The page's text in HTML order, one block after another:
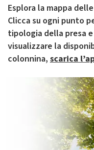
Esplora la mappa
Clicca su ogni punto
tipologia della presa e
visualizzare la
colonnina, scarica